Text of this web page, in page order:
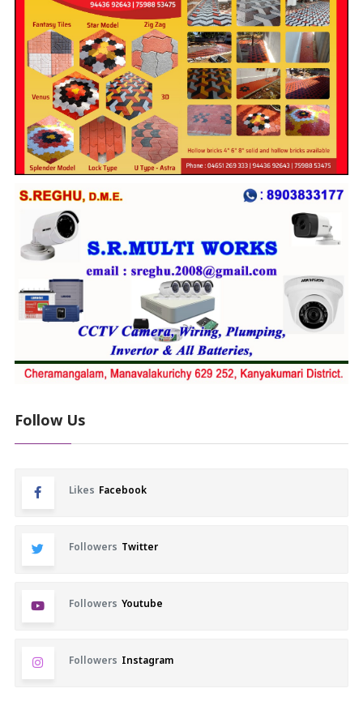
Follow Us
Likes Facebook
Followers Twitter
Followers Youtube
Followers Instagram